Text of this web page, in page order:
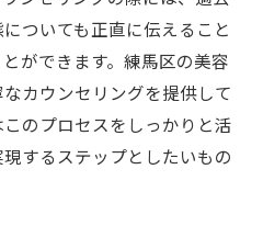
ついても正直に伝えること
ができます。練馬区の美容
カウンセリングを提供して
のプロセスをしっかりと活
するステップとしたいもの